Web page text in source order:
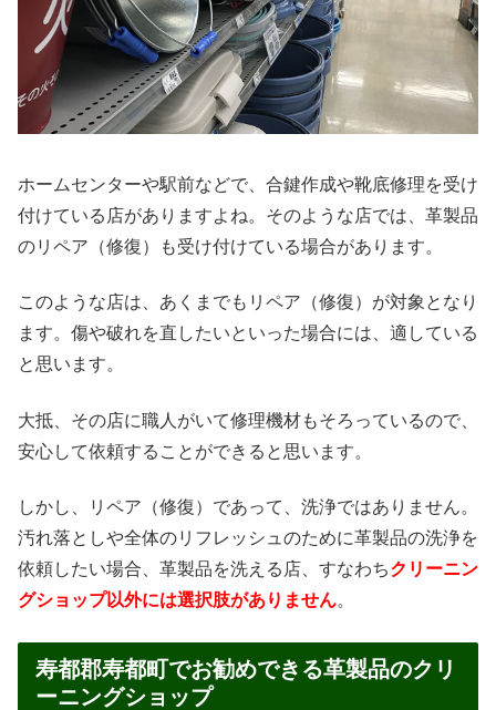
ホームセンターや駅前などで、合鍵作成や靴底修理を受け
付けている店がありますよね。そのような店では、革製品
のリペア（修復）も受け付けている場合があります。
このような店は、あくまでもリペア（修復）が対象となり
ます。傷や破れを直したいといった場合には、適している
と思います。
大抵、その店に職人がいて修理機材もそろっているので、
安心して依頼することができると思います。
しかし、リペア（修復）であって、洗浄ではありません。
汚れ落としや全体のリフレッシュのために革製品の洗浄を
依頼したい場合、革製品を洗える店、すなわちクリーニン
グショップ以外には選択肢がありません。
寿都郡寿都町でお勧めできる革製品のクリ
ーニングショップ